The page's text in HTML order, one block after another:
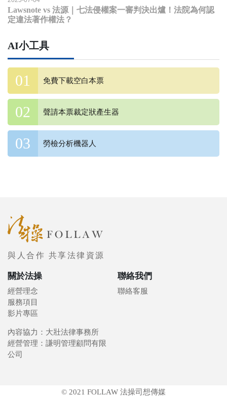
Lawsnote vs 法源｜七法侵權案一審判決出爐！法院為何認
定違法著作權法？
AI小工具
免費下載空白本票
聲請本票裁定狀產生器
勞檢分析機器人
與人合作 共享法律資源
關於法操
經營理念
服務項目
影片專區
聯絡我們
聯絡客服
內容協力：大壯法律事務所
經營管理：謙明管理顧問有限
公司
© 2021 FOLLAW 法操司想傳媒